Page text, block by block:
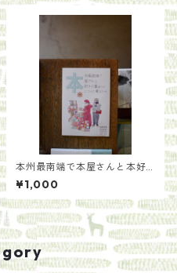
本州最南端で本屋さんと本好
きが集まって本について考え
たら/紀伊半島ブックマルシェ
実行委員たち
¥1,000